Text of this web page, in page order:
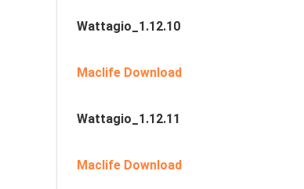
Wattagio_1.12.10
Maclife Download
Wattagio_1.12.11
Maclife Download